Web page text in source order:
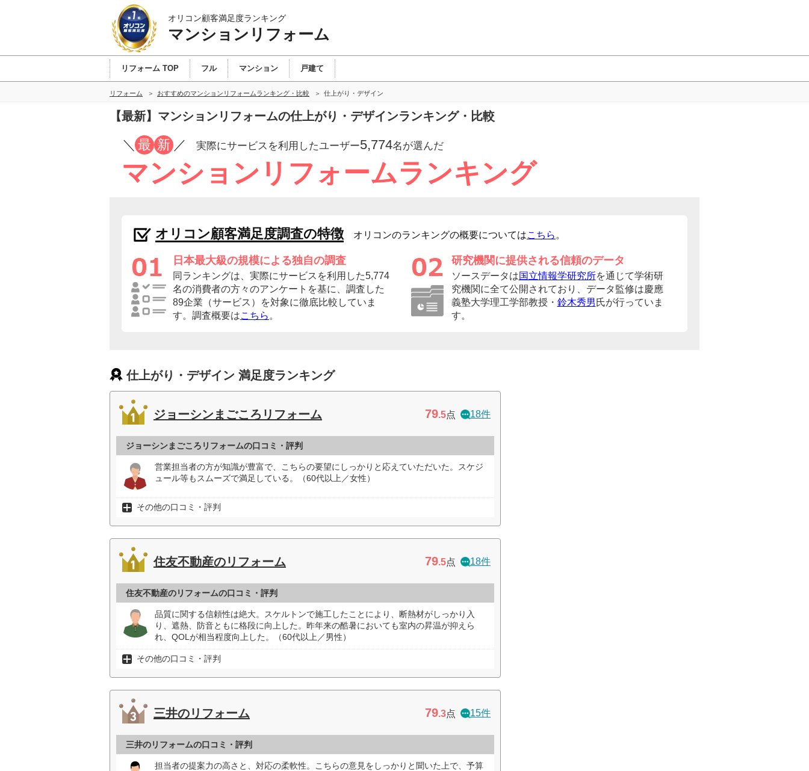
オリコン顧客満足度ランキング
マンションリフォーム
リフォーム TOP フル マンション 戸建て
リフォーム おすすめのマンションリフォームランキング・比較 仕上がり・デザイン
【最新】マンションリフォームの仕上がり・デザインランキング・比較
／ 最 新 ／ 実際にサービスを利用したユーザー5,774名が選んだ
マンションリフォームランキング
オリコン顧客満足度調査の特徴 オリコンのランキングの概要についてはこちら 。
日本最大級の規模による独自の調査
同ランキングは、実際にサービスを利用した5,774
名の消費者の方々のアンケートを基に、調査した
89企業（サービス）を対象に徹底比較していま
す。調査概要はこちら 。
研究機関に提供される信頼のデータ
ソースデータは国立情報学研究所を通じて学術研
究機関に全て公開されており、データ監修は慶應
義塾大学理工学部教授・ 鈴木秀男 氏が行っていま
す。
仕上がり・デザイン 満足度ランキング
ジョーシンまごころリフォーム 79.5点 18件
ジョーシンまごころリフォームの口コミ・評判
営業担当者の方が知識が豊富で、こちらの要望にしっかりと応えていただいた。スケジ
ュール等もスムーズで満足している。（60代以上／女性）
その他の口コミ・評判
住友不動産のリフォーム 79.5点 18件
住友不動産のリフォームの口コミ・評判
品質に関する信頼性は絶大。スケルトンで施工したことにより、断熱材がしっかり入
り、遮熱、防音ともに格段に向上した。昨年来の酷暑においても室内の昇温が抑えら
れ、QOLが相当程度向上した。（60代以上／男性）
その他の口コミ・評判
三井のリフォーム 79.3点 15件
三井のリフォームの口コミ・評判
担当者の提案力の高さと、対応の柔軟性。こちらの意見をしっかりと聞いた上で、予算